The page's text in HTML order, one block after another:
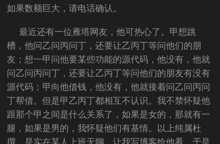
如果数额巨大，请电话确认。
最近还有一位雁塔网友，他可热心了。甲想跳
槽，他问乙问丙问丁，还要让乙丙丁等问他们的朋
友；想一甲问他要某些功能的源代码，他没有，他就
问乙问丙问丁，还要让乙丙丁等问他们的朋友有没有
源代码；甲向他借钱，他没有，他就接着问乙问丙问
丁帮借。但是甲乙丙丁都相互不认识。我不禁怀疑他
跟那个甲之间是什么关系了，如果是女的，那就有一
腿，如果是男的，我怀疑他们有基情。以上纯属杜
撰，是实在某人上班无聊，让我写博客给他看，于是